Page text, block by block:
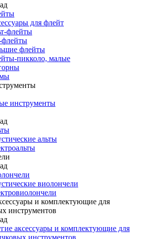
для флейт
флейты
флейты
флейты
пикколо, малые
инструменты
альты
виолончели
и комплектующие для
инструментов
аксессуары и комплектующие для
инструментов